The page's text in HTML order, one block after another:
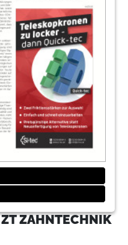
ZAHNTECHNIK